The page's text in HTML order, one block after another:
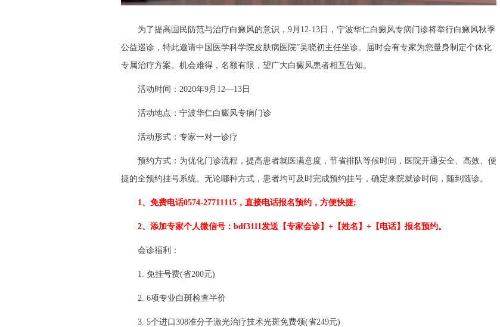
为了提高国民防范与治疗白癜风的意识，9月12-13日，宁波华仁白癜风专病门诊将举行白癜风秋季
公益巡诊，特此邀请中国医学科学院皮肤病医院”吴晓初主任坐诊。届时会有专家为您量身制定个体化
专属治疗方案。机会难得，名额有限，望广大白癜风患者相互告知。
活动时间：2020年9月12—13日
活动地点：宁波华仁白癜风专病门诊
活动形式：专家一对一诊疗
预约方式：为优化门诊流程，提高患者就医满意度，节省排队等候时间，医院开通安全、高效、便
捷的全预约挂号系统。无论哪种方式，患者均可及时完成预约挂号，确定来院就诊时间，随到随诊。
1、免费电话0574-27711115，直接电话报名预约，方便快捷;
2、添加专家个人微信号：bdf3111发送【专家会诊】+【姓名】+【电话】报名预约。
会诊福利：
1. 免挂号费(省200元)
2. 6项专业白斑检查半价
3. 5个进口308准分子激光治疗技术光斑免费领(省249元)